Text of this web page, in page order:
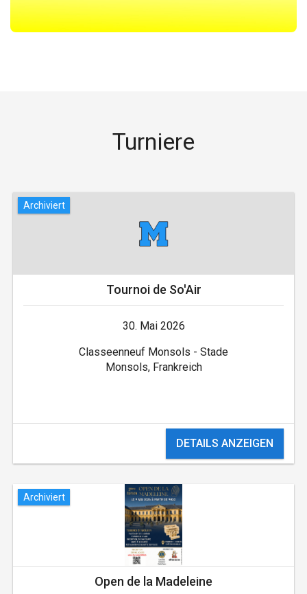
Turniere
Archiviert
Tournoi de So'Air
30. Mai 2026
Classeenneuf Monsols - Stade
Monsols, Frankreich
DETAILS ANZEIGEN
Archiviert
Open de la Madeleine